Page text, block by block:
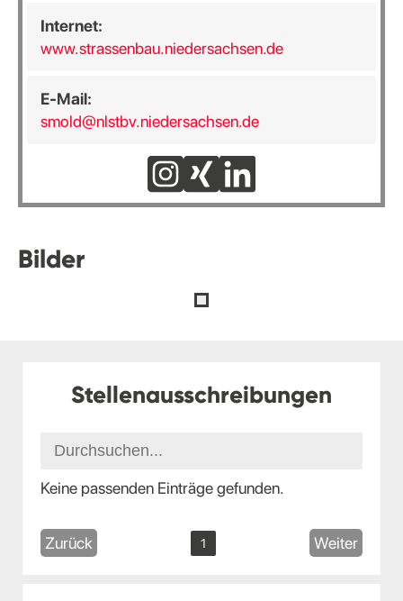
Internet:
www.strassenbau.niedersachsen.de
E-Mail:
smold@nlstbv.niedersachsen.de
Bilder
Stellenausschreibungen
Keine passenden Einträge gefunden.
Zurück 1 Weiter